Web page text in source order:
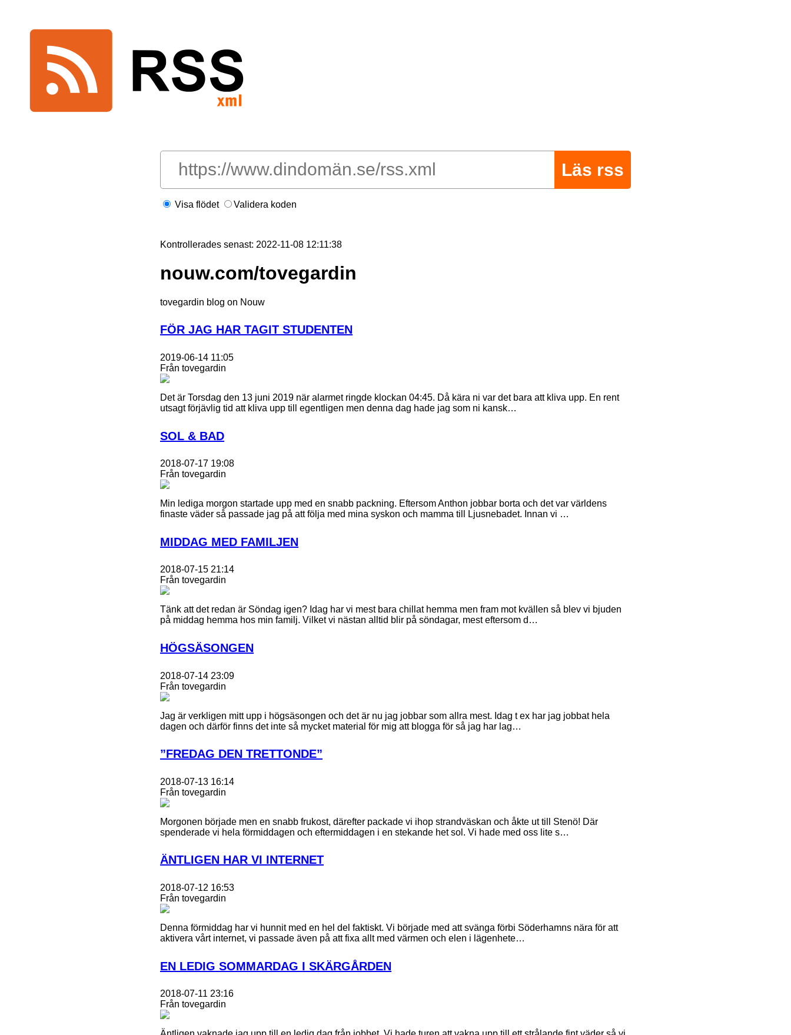
Visa flödet Validera koden
Kontrollerades senast: 2022-11-08 12:11:38
nouw.com/tovegardin
tovegardin blog on Nouw
FÖR JAG HAR TAGIT STUDENTEN
2019-06-14 11:05
Från tovegardin
Det är Torsdag den 13 juni 2019 när alarmet ringde klockan 04:45. Då kära ni var det bara att kliva upp. En rent
utsagt förjävlig tid att kliva upp till egentligen men denna dag hade jag som ni kansk…
SOL & BAD
2018-07-17 19:08
Från tovegardin
Min lediga morgon startade upp med en snabb packning. Eftersom Anthon jobbar borta och det var världens
finaste väder så passade jag på att följa med mina syskon och mamma till Ljusnebadet. Innan vi …
MIDDAG MED FAMILJEN
2018-07-15 21:14
Från tovegardin
Tänk att det redan är Söndag igen? Idag har vi mest bara chillat hemma men fram mot kvällen så blev vi bjuden
på middag hemma hos min familj. Vilket vi nästan alltid blir på söndagar, mest eftersom d…
HÖGSÄSONGEN
2018-07-14 23:09
Från tovegardin
Jag är verkligen mitt upp i högsäsongen och det är nu jag jobbar som allra mest. Idag t ex har jag jobbat hela
dagen och därför finns det inte så mycket material för mig att blogga för så jag har lag…
”FREDAG DEN TRETTONDE”
2018-07-13 16:14
Från tovegardin
Morgonen började men en snabb frukost, därefter packade vi ihop strandväskan och åkte ut till Stenö! Där
spenderade vi hela förmiddagen och eftermiddagen i en stekande het sol. Vi hade med oss lite s…
ÄNTLIGEN HAR VI INTERNET
2018-07-12 16:53
Från tovegardin
Denna förmiddag har vi hunnit med en hel del faktiskt. Vi började med att svänga förbi Söderhamns nära för att
aktivera vårt internet, vi passade även på att fixa allt med värmen och elen i lägenhete…
EN LEDIG SOMMARDAG I SKÄRGÅRDEN
2018-07-11 23:16
Från tovegardin